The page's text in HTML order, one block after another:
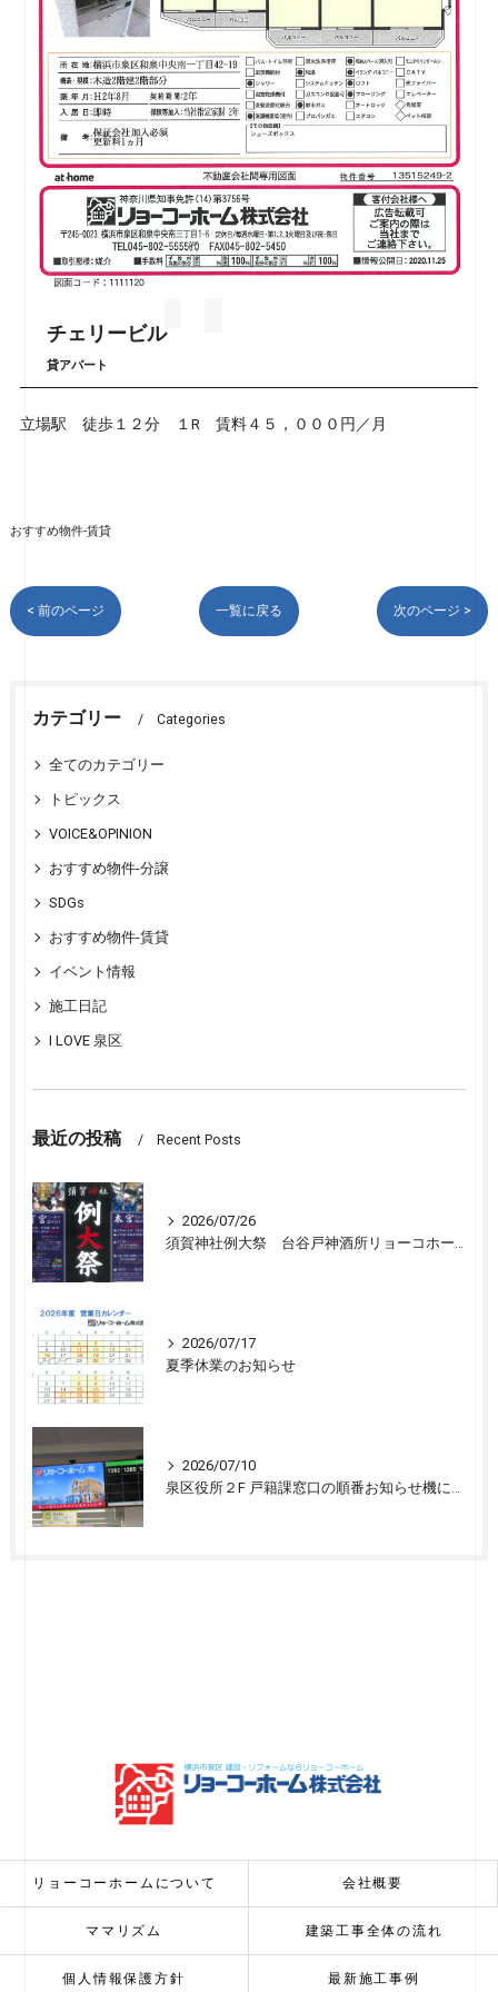
チェリービル
貸アパート
立場駅 徒歩１２分 １R 賃料４５，０００円／月
おすすめ物件-賃貸
< 前のページ 一覧に戻る 次のページ >
カテゴリー Categories
全てのカテゴリー
トピックス
VOICE&OPINION
おすすめ物件-分譲
SDGs
おすすめ物件-賃貸
イベント情報
施工日記
I LOVE 泉区
最近の投稿 Recent Posts
2026/07/26
須賀神社例大祭 台谷戸神酒所リョーコホーム前に設置 担渡御出発
2026/07/17
夏季休業のお知らせ
2026/07/10
泉区役所２F 戸籍課窓口の順番お知らせ機に宣伝広告を開始しました
リョーコーホームについて 会社概要
ママリズム 建築工事全体の流れ
個人情報保護方針 最新施工事例